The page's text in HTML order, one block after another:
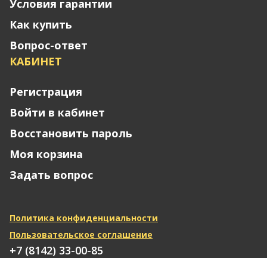
Условия гарантии
Как купить
Вопрос-ответ
КАБИНЕТ
Регистрация
Войти в кабинет
Восстановить пароль
Моя корзина
Задать вопрос
Политика конфиденциальности
Пользовательское соглашение
+7 (8142) 33-00-85